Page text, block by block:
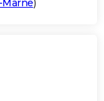
Marne)